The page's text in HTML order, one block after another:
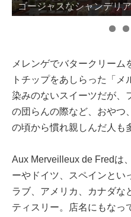
ゴージャスなシャンデリ
メレンゲでバタークリーム
トチップをあしらった「メ
染みのないスイーツだが、
の団らんの際など、おやつ
の頃から慣れ親しんだ人も
Aux Merveilleux de Fredは
ーやドイツ、スペインとい
ラブ、アメリカ、カナダな
ティスリー。店名にもなっ